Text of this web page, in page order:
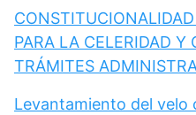
PARA LA CELERIDAD Y
TRÁMITES
Levantamiento del velo